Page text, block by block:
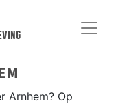
Arnhem? Op